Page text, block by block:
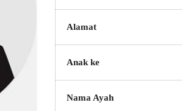
Alamat
Anak ke
Nama Ayah